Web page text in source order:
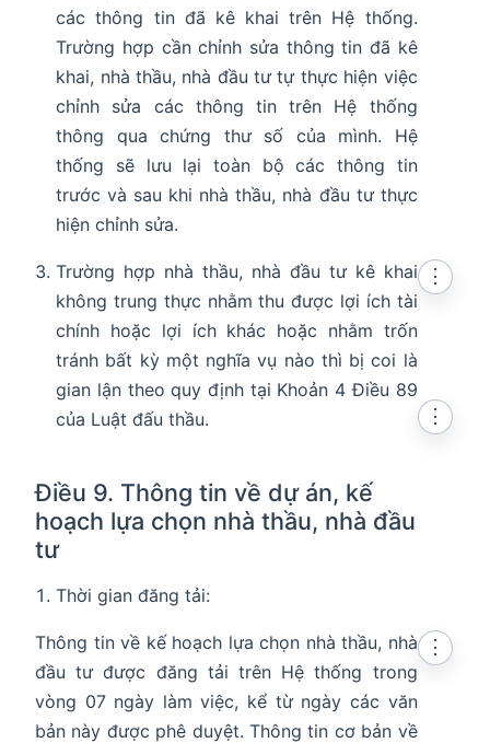
các thông tin đã kê khai trên Hệ thống.
Trường hợp cần chỉnh sửa thông tin đã kê
khai, nhà thầu, nhà đầu tư tự thực hiện việc
chỉnh sửa các thông tin trên Hệ thống
thông qua chứng thư số của mình. Hệ
thống sẽ lưu lại toàn bộ các thông tin
trước và sau khi nhà thầu, nhà đầu tư thực
hiện chỉnh sửa.
Trường hợp nhà thầu, nhà đầu tư kê khai
không trung thực nhằm thu được lợi ích tài
chính hoặc lợi ích khác hoặc nhằm trốn
tránh bất kỳ một nghĩa vụ nào thì bị coi là
gian lận theo quy định tại Khoản 4 Điều 89
của Luật đấu thầu.
⋮
Điều 9. Thông tin về dự án, kế
hoạch lựa chọn nhà thầu, nhà đầu
tư
⋮
Thời gian đăng tải:
Thông tin về kế hoạch lựa chọn nhà thầu, nhà
đầu tư được đăng tải trên Hệ thống trong
vòng 07 ngày làm việc, kể từ ngày các văn
bản này được phê duyệt. Thông tin cơ bản về
⋮